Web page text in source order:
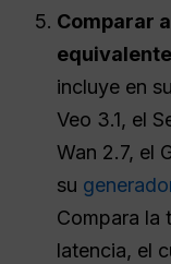
Comparar
incluye en
Veo 3.1, el
Wan 2.7, el
su
Compara la
latencia, el